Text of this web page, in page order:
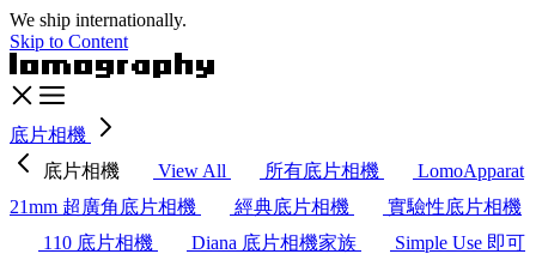
We ship internationally.
Skip to Content
底片相機
底片相機
View All 所有底片相機
LomoApparat
21mm 超廣角底片相機
經典底片相機
實驗性底片相機
110 底片相機
Diana 底片相機家族
Simple Use 即可